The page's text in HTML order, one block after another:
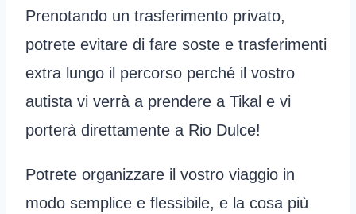
Prenotando un trasferimento privato,
potrete evitare di fare soste e trasferimenti
extra lungo il percorso perché il vostro
autista vi verrà a prendere a Tikal e vi
porterà direttamente a Rio Dulce!
Potrete organizzare il vostro viaggio in
modo semplice e flessibile, e la cosa più